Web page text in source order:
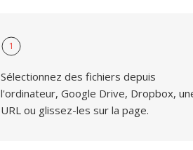
1
Sélectionnez des fichiers depuis
l'ordinateur, Google Drive, Dropbox,
URL ou glissez-les sur la page.